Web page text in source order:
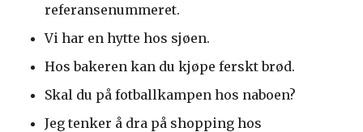
referansenummeret.
Vi har en hytte hos sjøen.
Hos bakeren kan du kjøpe ferskt brød.
Skal du på fotballkampen hos naboen?
Jeg tenker å dra på shopping hos